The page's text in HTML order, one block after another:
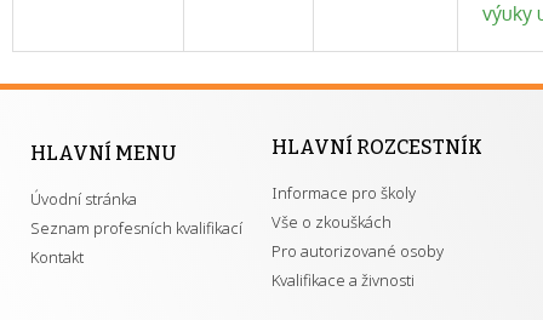
výuky
HLAVNÍ MENU
Úvodní stránka
Seznam profesních kvalifikací
Kontakt
HLAVNÍ ROZCESTNÍK
Informace pro školy
Vše o zkouškách
Pro autorizované osoby
Kvalifikace a živnosti